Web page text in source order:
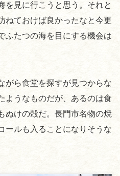
を見に行こうと思う。それと
ねておけば良かったなと今更
ふたつの海を目にする機会は
がら食堂を探すが見つからな
ようなものだが、あるのは食
ぬけの殻だ。長門市名物の焼
ールも入ることになりそうな